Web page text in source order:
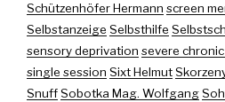
Schützenhöfer Hermann screen
Selbstanzeige Selbsthilfe
sensory deprivation severe
single session Sixt Helmut
SnuffSobotka Mag. Wolfgang